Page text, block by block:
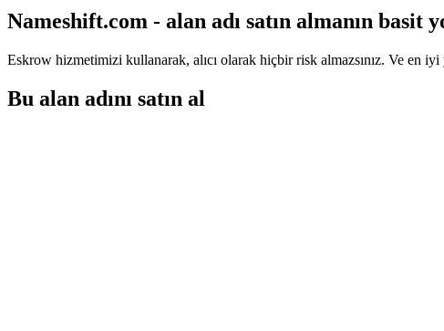
Nameshift.com - alan adı satın almanın basit
Eskrow hizmetimizi kullanarak, alıcı olarak hiçbir risk almazsınız. Ve en
Bu alan adını satın al